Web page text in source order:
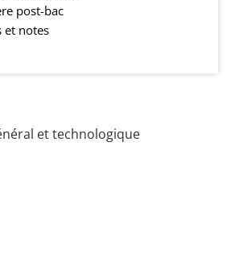
post-bac
et notes
et technologique